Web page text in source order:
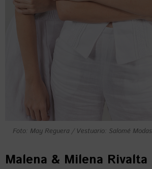
Foto: May Reguera / Vestuario: Salomé Modas
Malena & Milena Rivalta